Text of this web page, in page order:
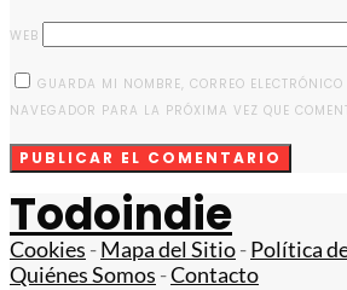
WEB
GUARDA MI NOMBRE, CORREO ELECTRÓNICO
NAVEGADOR PARA LA PRÓXIMA VEZ QUE
Todoindie
Cookies -Mapa del Sitio-Política
Quiénes Somos -Contacto